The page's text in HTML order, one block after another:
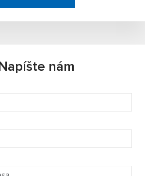
Napíšte nám